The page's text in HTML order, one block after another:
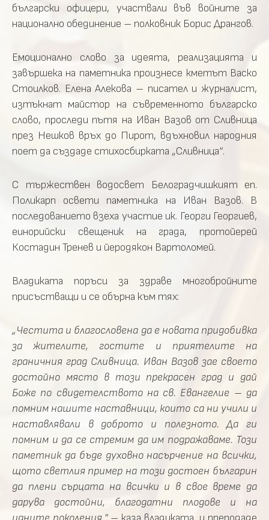
български офицери, участвали във войните за
национално обединение – полковник Борис Дрангов.
Емоционално слово за идеята, реализацията и
завършека на паметника произнесе кметът Васко
Стоилков. Елена Алекова – писател и журналист,
изтъкнат майстор на съвременното българско
слово, проследи пътя на Иван Вазов от Сливница
през Нешков връх до Пирот, вдъхновил народния
поет да създаде стихосбирката „Сливница“.
С тържествен водосвет Белоградчишкият еп.
Поликарп освети паметника на Иван Вазов. В
последованието взеха участие ик. Георги Георгиев,
еинорийски свещеник на града, протойерей
Костадин Тренев и йеродякон Вартоломей.
Владиката поръси за здраве многобройните
присъстващи и се обърна към тях:
„Честита и благословена да е новата придобивка
за жителите, гостите и приятелите на
граничния град Сливница. Иван Вазов зае своето
достойно място в този прекрасен град и дай
Боже по свидетелството на св. Евангелие – да
помним нашите наставници, които са ни учили и
наставлявали в доброто и полезното. Да ги
помним и да се стремим да им подражаваме. Този
паметник да бъде духовно насърчение на всички,
щото светлия пример на този достоен българин
да плени сърцата на всички и в свое време да
дарува достойни, благодатни плодове и на